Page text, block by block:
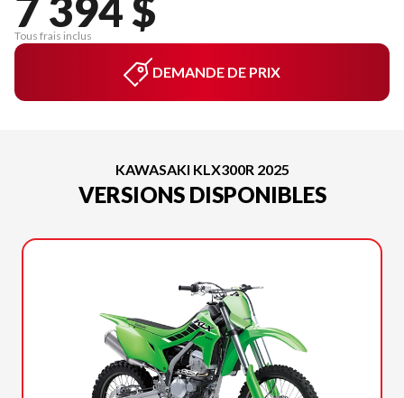
Tous frais inclus
DEMANDE DE PRIX
KAWASAKI KLX300R 2025
VERSIONS DISPONIBLES